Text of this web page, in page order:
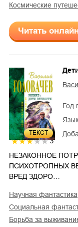
космические
Читать
ТЕКСТ
3
Год
НЕЗАКОННОЕ
ПСИХОТРОПНЫХ
ВРЕД ЗДОРО…
научная фантастика
социальная
борьба за